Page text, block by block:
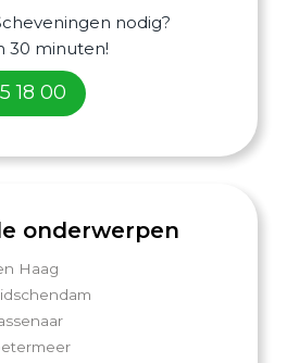
nodig?
30 minuten!
18 00
onderwerpen
Haag